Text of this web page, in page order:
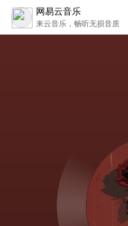
网易云音乐
来云音乐，畅听无损音质